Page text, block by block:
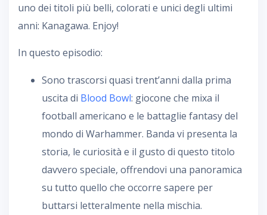
uno dei titoli più belli, colorati e unici degli ultimi
anni: Kanagawa. Enjoy!
In questo episodio:
Sono trascorsi quasi trent’anni dalla prima
uscita di Blood Bowl: giocone che mixa il
football americano e le battaglie fantasy del
mondo di Warhammer. Banda vi presenta la
storia, le curiosità e il gusto di questo titolo
davvero speciale, offrendovi una panoramica
su tutto quello che occorre sapere per
buttarsi letteralmente nella mischia.